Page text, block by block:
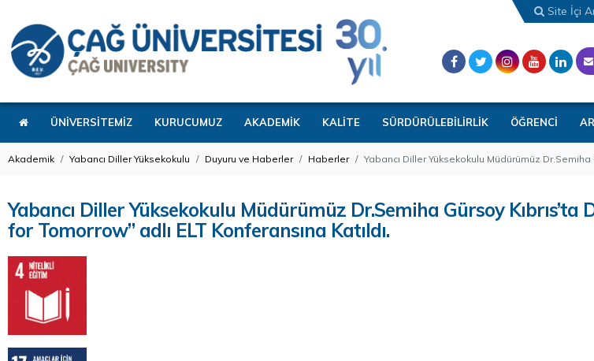
Site İçi
ÜNİVERSİTEMİZ KURUCUMUZ AKADEMİK KALİTE SÜRDÜRÜLEBİLİRLİK ÖĞRENCİ
Akademik Yabancı Diller Yüksekokulu Duyuru ve Haberler Haberler Yabancı Diller Yüksekokulu Müdürümüz Dr.Semiha
Yabancı Diller Yüksekokulu Müdürümüz Dr.Semiha Gürsoy Kıbrıs’ta
for Tomorrow” adlı ELT Konferansına Katıldı.